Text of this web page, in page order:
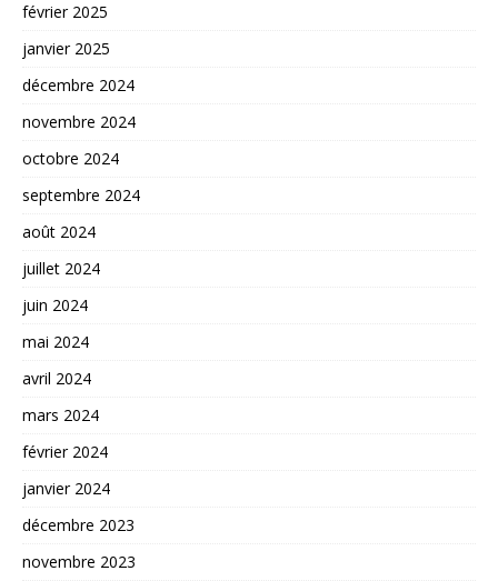
février 2025
janvier 2025
décembre 2024
novembre 2024
octobre 2024
septembre 2024
août 2024
juillet 2024
juin 2024
mai 2024
avril 2024
mars 2024
février 2024
janvier 2024
décembre 2023
novembre 2023